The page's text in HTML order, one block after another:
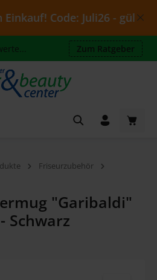
Code: Juli26 - gültig
Zum Ratgeber
Friseurzubehör
"Garibaldi"
Schwarz